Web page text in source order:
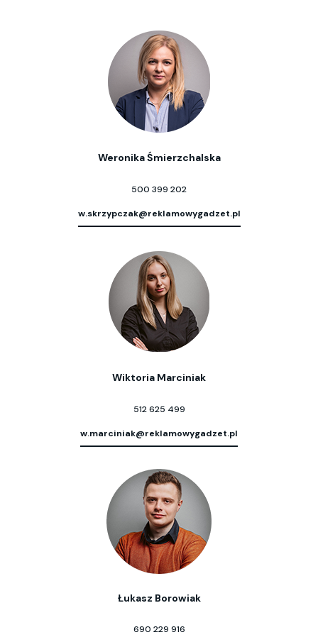
Weronika Śmierzchalska
500 399 202
w.skrzypczak@reklamowygadzet.pl
Wiktoria Marciniak
512 625 499
w.marciniak@reklamowygadzet.pl
Łukasz Borowiak
690 229 916